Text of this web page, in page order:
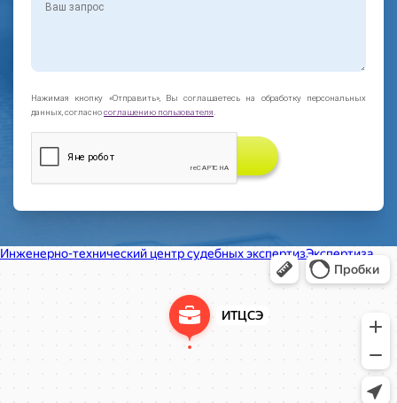
Нажимая кнопку «Отправить», Вы соглашаетесь на обработку персональных
данных, согласносоглашению пользователя